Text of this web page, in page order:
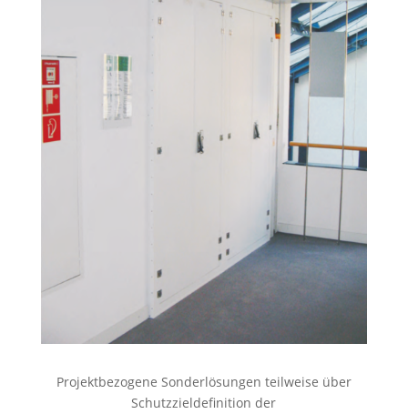
Projektbezogene Sonderlösungen teilweise über
Schutzzieldefinition der